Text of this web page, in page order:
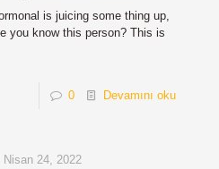
is juicing some thing up,
you know this person? This is
0 Devamını oku
Nisan 24, 2022